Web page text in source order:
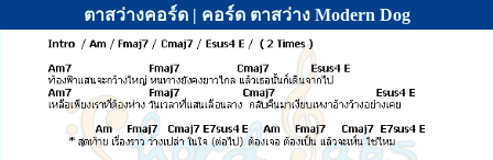
ตาสว่างคอร์ด | คอร์ด ตาสว่าง Modern Dog